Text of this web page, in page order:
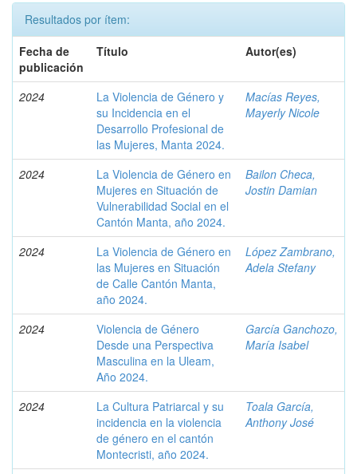
Resultados por ítem:
Fecha de
publicación
Título Autor(es)
2024
La Violencia de Género y
su Incidencia en el
Desarrollo Profesional de
las Mujeres, Manta 2024.
Macías Reyes,
Mayerly Nicole
2024
La Violencia de Género en
Mujeres en Situación de
Vulnerabilidad Social en el
Cantón Manta, año 2024.
Bailon Checa,
Jostin Damian
2024
La Violencia de Género en
las Mujeres en Situación
de Calle Cantón Manta,
año 2024.
López Zambrano,
Adela Stefany
2024
Violencia de Género
Desde una Perspectiva
Masculina en la Uleam,
Año 2024.
García Ganchozo,
María Isabel
2024
La Cultura Patriarcal y su
incidencia en la violencia
de género en el cantón
Montecristi, año 2024.
Toala García,
Anthony José